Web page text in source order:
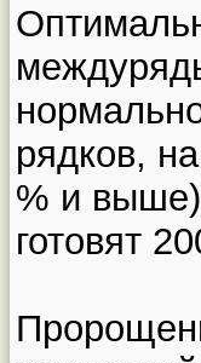
рядков,
% и выше)
готовят